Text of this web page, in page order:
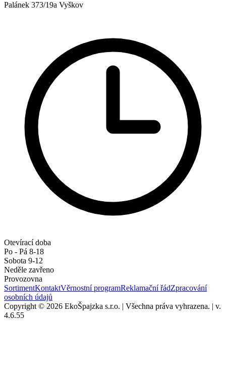
Palánek 373/19a Vyškov
Otevírací doba
Po - Pá 8-18
Sobota 9-12
Neděle zavřeno
Provozovna
SortimentKontaktVěrnostní programReklamační řádZpracování
osobních údajů
Copyright © 2026 EkoŠpajzka s.r.o. | Všechna práva vyhrazena. | v.
4.6.55